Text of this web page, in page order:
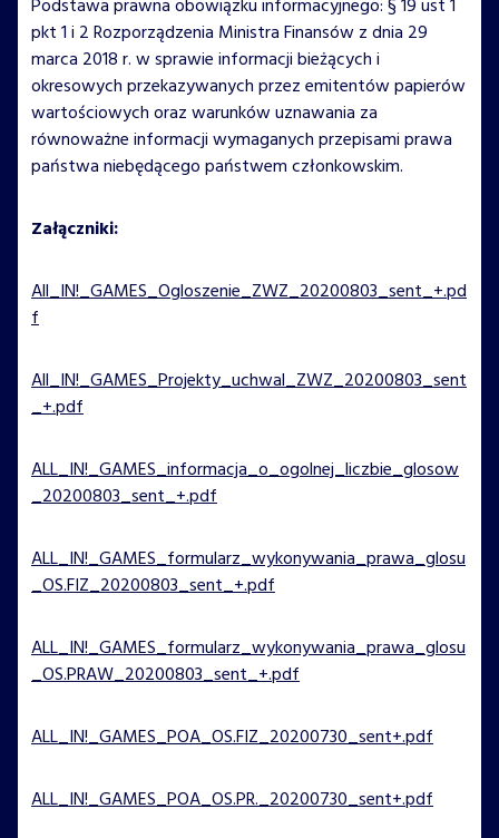
Podstawa prawna obowiązku informacyjnego: § 19 ust 1
pkt 1 i 2 Rozporządzenia Ministra Finansów z dnia 29
marca 2018 r. w sprawie informacji bieżących i
okresowych przekazywanych przez emitentów papierów
wartościowych oraz warunków uznawania za
równoważne informacji wymaganych przepisami prawa
państwa niebędącego państwem członkowskim.
Załączniki:
All_IN!_GAMES_Ogloszenie_ZWZ_20200803_sent_+.pd
f
All_IN!_GAMES_Projekty_uchwal_ZWZ_20200803_sent
_+.pdf
ALL_IN!_GAMES_informacja_o_ogolnej_liczbie_glosow
_20200803_sent_+.pdf
ALL_IN!_GAMES_formularz_wykonywania_prawa_glosu
_OS.FIZ_20200803_sent_+.pdf
ALL_IN!_GAMES_formularz_wykonywania_prawa_glosu
_OS.PRAW_20200803_sent_+.pdf
ALL_IN!_GAMES_POA_OS.FIZ_20200730_sent+.pdf
ALL_IN!_GAMES_POA_OS.PR._20200730_sent+.pdf